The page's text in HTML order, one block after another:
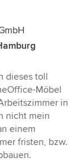
dieses toll
Möbel
in
nicht mein
einem
fristen, bzw.